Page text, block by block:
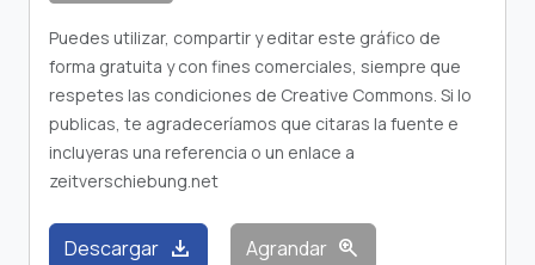
Puedes utilizar, compartir y editar este gráfico de
forma gratuita y con fines comerciales, siempre que
respetes las condiciones de Creative Commons. Si lo
publicas, te agradeceríamos que citaras la fuente e
incluyeras una referencia o un enlace a
zeitverschiebung.net
Descargar download Agrandar zoom_in